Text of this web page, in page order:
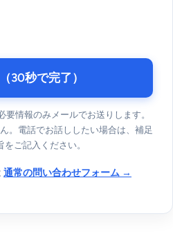
30秒で完了）
要情報のみメールでお送りします。
。電話でお話ししたい場合は、補足
をご記入ください。
通常の問い合わせフォーム →